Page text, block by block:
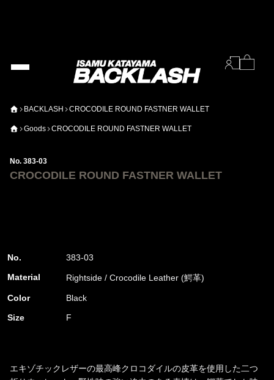
BACKLASH CROCODILE ROUND FASTNER WALLET
Goods CROCODILE ROUND FASTNER WALLET
No. 383-03
CROCODILE ROUND FASTNER WALLET
No.
383-03
Material
Rightside / Crocodile Leather (鰐革)
Color
Black
Size
F
エキゾチックレザーの最高峰クロコダイルの皮革を使用した二つ